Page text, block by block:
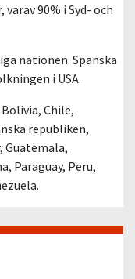
90% i Syd- och
nationen. Spanska
i USA.
Chile,
republiken,
Guatemala,
Paraguay, Peru,